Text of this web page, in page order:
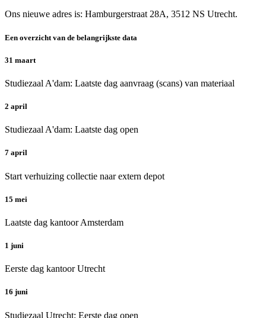
Ons nieuwe adres is: Hamburgerstraat 28A, 3512 NS Utrecht.
Een overzicht van de belangrijkste data
31 maart
Studiezaal A'dam: Laatste dag aanvraag (scans) van materiaal
2 april
Studiezaal A'dam: Laatste dag open
7 april
Start verhuizing collectie naar extern depot
15 mei
Laatste dag kantoor Amsterdam
1 juni
Eerste dag kantoor Utrecht
16 juni
Studiezaal Utrecht: Eerste dag open